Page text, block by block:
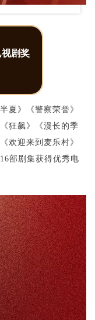
剧奖
夏》《警察荣誉》
狂飙》《漫长的季
欢迎来到麦乐村》
部剧集获得优秀电